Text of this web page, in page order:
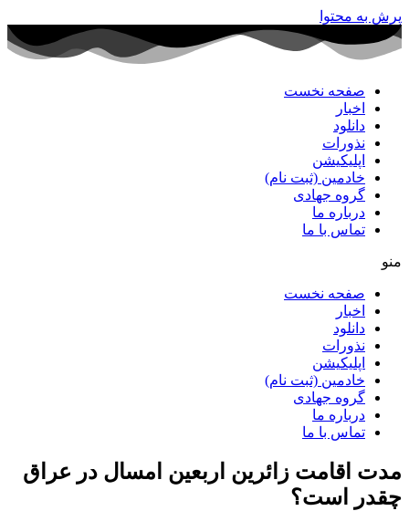
پرش به محتوا
صفحه نخست
اخبار
دانلود
نذورات
اپلیکیشن
خادمین (ثبت نام)
گروه جهادی
درباره ما
تماس با ما
منو
صفحه نخست
اخبار
دانلود
نذورات
اپلیکیشن
خادمین (ثبت نام)
گروه جهادی
درباره ما
تماس با ما
مدت اقامت زائرین اربعین امسال در عراق
چقدر است؟